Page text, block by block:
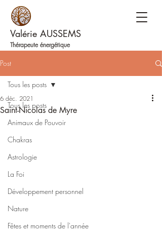
Valérie AUSSEMS
Thérapeute énergétique
Post
Tous les posts
Animaux de Pouvoir
Chakras
Astrologie
La Foi
Développement personnel
Nature
Fêtes et moments de l'année
Tous les posts
Saint-Nicolas de Myre
6 déc. 2021